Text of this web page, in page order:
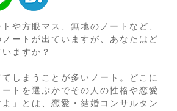
や方眼マス、無地のノートなど、
ートが出ていますが、あなたはど
ますか？
てしまうことが多いノート。どこに
トを選ぶかでその人の性格や恋愛
」とは、恋愛・結婚コンサルタン